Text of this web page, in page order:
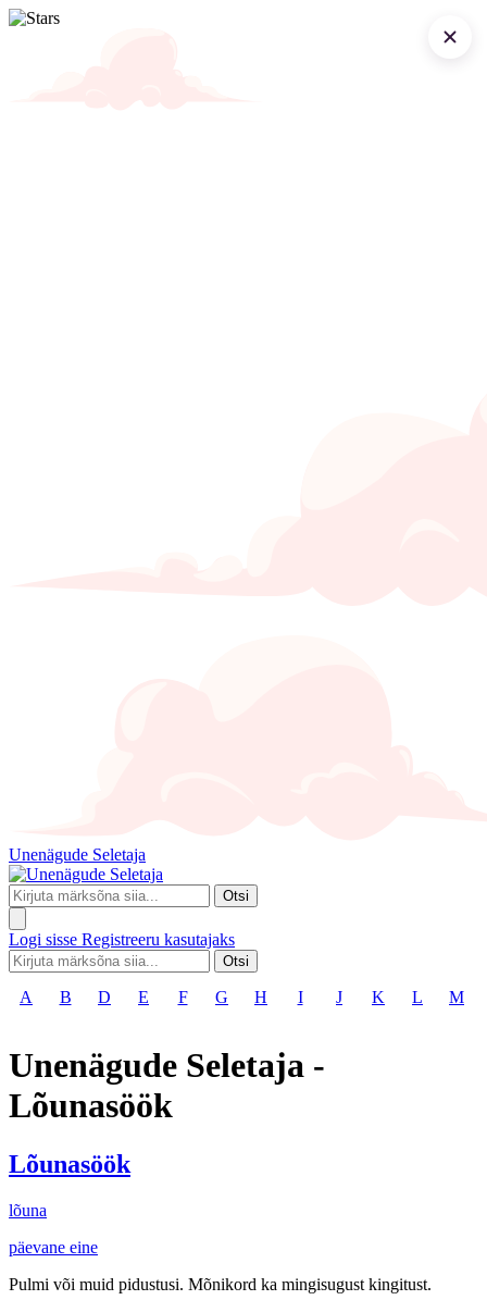
Unenägude Seletaja
Otsi
Logi sisse Registreeru kasutajaks
Otsi
A B D E F G H I J K L M
Unenägude Seletaja -
Lõunasöök
Lõunasöök
lõuna
päevane eine
Pulmi või muid pidustusi. Mõnikord ka mingisugust kingitust.